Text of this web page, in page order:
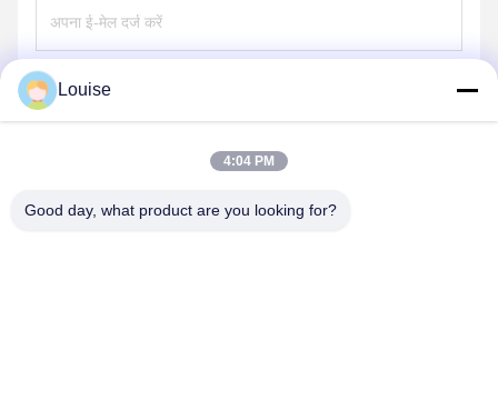
Louise
4:04 PM
Good day, what product are you looking for?